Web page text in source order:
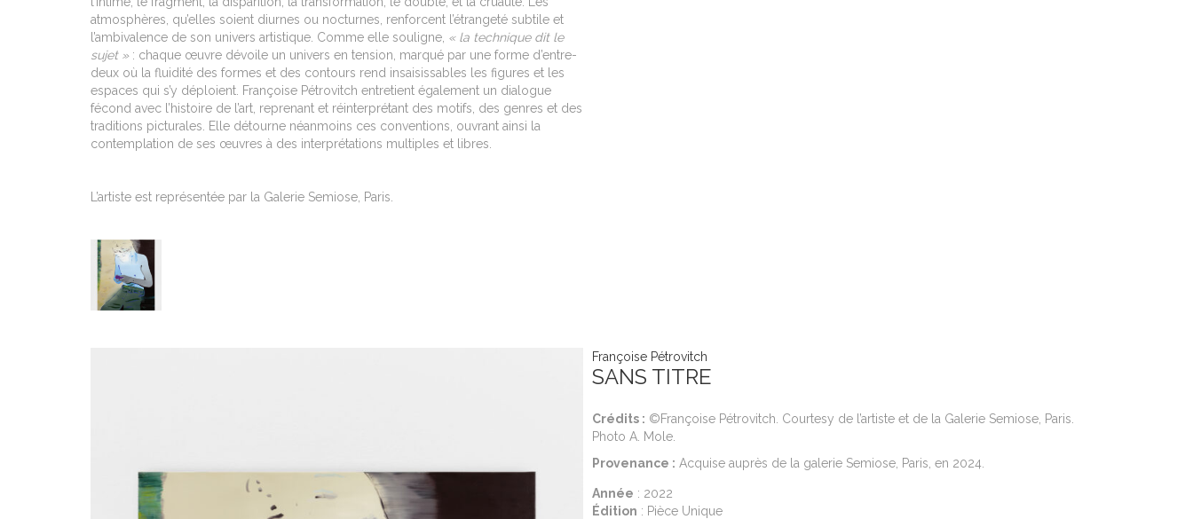
atmosphères, qu’elles soient diurnes ou nocturnes, renforcent l’étrangeté subtile et
l’ambivalence de son univers artistique. Comme elle souligne, « la technique dit le
sujet »: chaque œuvre dévoile un univers en tension, marqué par une forme d’entre-
deux où la fluidité des formes et des contours rend insaisissables les figures et les
espaces qui s’y déploient. Françoise Pétrovitch entretient également un dialogue
fécond avec l’histoire de l’art, reprenant et réinterprétant des motifs, des genres et des
traditions picturales. Elle détourne néanmoins ces conventions, ouvrant ainsi la
contemplation de ses œuvres à des interprétations multiples et libres.
L’artiste est représentée par la Galerie Semiose, Paris.
Françoise Pétrovitch
SANS TITRE
Crédits : ©Françoise Pétrovitch. Courtesy de l’artiste et de la Galerie Semiose, Paris.
Photo A. Mole.
Provenance : Acquise auprès de la galerie Semiose, Paris, en 2024.
Année : 2022
Édition : Pièce Unique